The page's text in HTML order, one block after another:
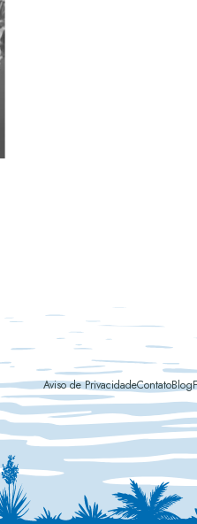
Aviso de PrivacidadeContatoBlog